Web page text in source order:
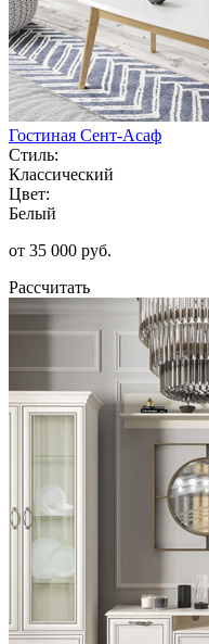
Гостиная Сент-Асаф
Стиль:
Классический
Цвет:
Белый
от 35 000 руб.
Рассчитать